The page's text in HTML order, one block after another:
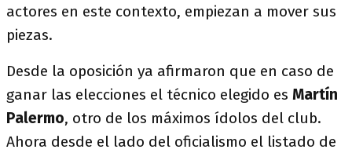
actores en este contexto, empiezan a mover sus
piezas.
Desde la oposición ya afirmaron que en caso de
ganar las elecciones el técnico elegido es Martín
Palermo, otro de los máximos ídolos del club.
Ahora desde el lado del oficialismo el listado de